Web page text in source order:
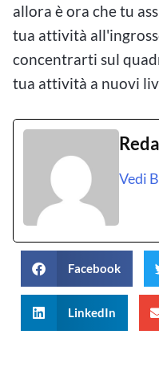
allora è ora che tu
tua attività
concentrarti sul
tua attività a nuovi
Vedi
Facebook
LinkedIn